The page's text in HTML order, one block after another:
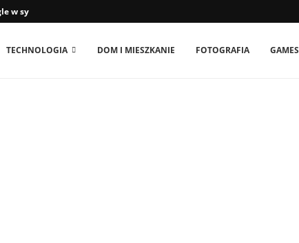
w systemie Android...
TECHNOLOGIA DOM I MIESZKANIE FOTOGRAFIA GAMES